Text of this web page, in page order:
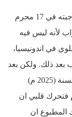
وكتاب الاظهار كتب في 6 محرم 1446 ه وقد أجبته في 17 محرم
لأنه ليس فيه
في اندونيسيا،
بعد ذلك. ولكن بعد
سنة جاء الخبر بأن ذلك الكتاب طبع في هذه السنة (2025 م)
أحد أصدقائي ملفه في 14 يوليو 2025م فتحرك قلبي ان
المطبوع ان